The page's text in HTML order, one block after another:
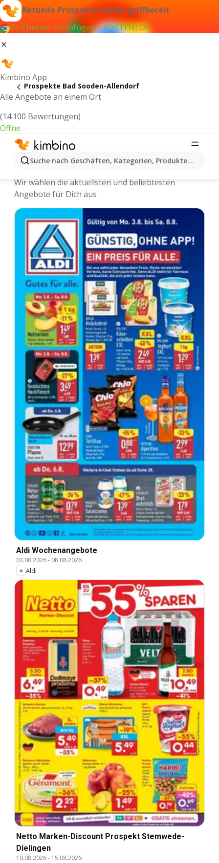
Aktuelle Prospekte immer griffbereit
Zu Chrome hinzufügen – KOSTENLOS
Kimbino App
Alle Angebote an einem Ort
(14.100 Bewertungen)
Öffne
Suche nach Geschäften, Kategorien, Produkten...
Prospekte Bad Sooden-Allendorf
Bad Sooden-Allendorf - Neuste
Wir wählen die aktuellsten und beliebtesten
Angebote für Dich aus
Aldi Wochenangebote
03.08.2026- 08.08.2026
Aldi
Netto Marken-Discount Prospekt Stemwede-
Dielingen
10.08.2026- 15.08.2026